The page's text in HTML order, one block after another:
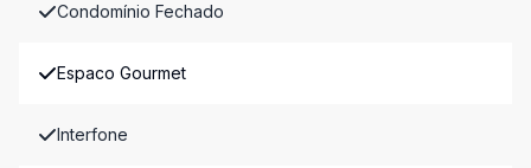
Condomínio Fechado
Espaco Gourmet
Interfone